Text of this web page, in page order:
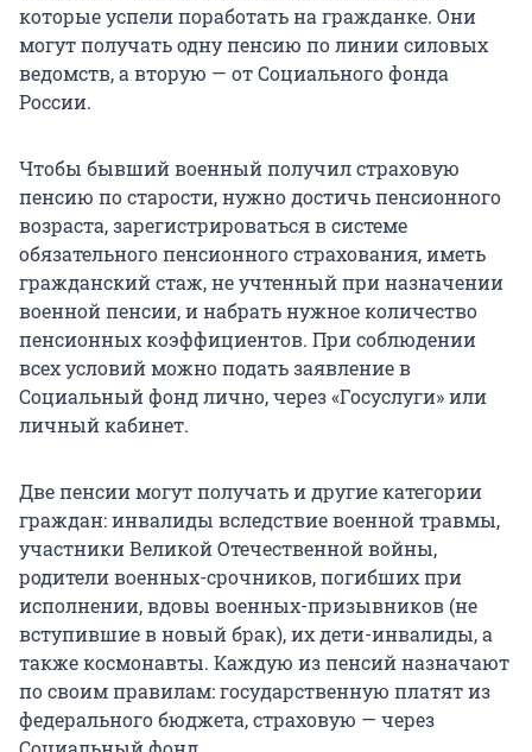
которые успели поработать на гражданке. Они
могут получать одну пенсию по линии силовых
ведомств, а вторую — от Социального фонда
России.
Чтобы бывший военный получил страховую
пенсию по старости, нужно достичь пенсионного
возраста, зарегистрироваться в системе
обязательного пенсионного страхования, иметь
гражданский стаж, не учтенный при назначении
военной пенсии, и набрать нужное количество
пенсионных коэффициентов. При соблюдении
всех условий можно подать заявление в
Социальный фонд лично, через «Госуслуги» или
личный кабинет.
Две пенсии могут получать и другие категории
граждан: инвалиды вследствие военной травмы,
участники Великой Отечественной войны,
родители военных-срочников, погибших при
исполнении, вдовы военных-призывников (не
вступившие в новый брак), их дети-инвалиды, а
также космонавты. Каждую из пенсий назначают
по своим правилам: государственную платят из
федерального бюджета, страховую — через